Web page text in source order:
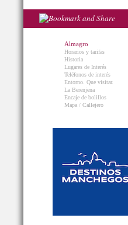
Almagro
Horarios y tarifas
Historia
Lugares de Interés
Teléfonos de interés
Entorno. Que visitar.
La Berenjena
Encaje de bolillos
Mapa / Callejero